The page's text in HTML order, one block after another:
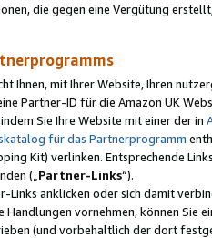
die gegen eine Vergütung
Ihnen, mit Ihrer Website, Ihren
Partner-ID für die Amazon UK
Sie Ihre Website mit einer der in
für das Partnerprogramm
Kit) verlinken. Entsprechende
(„ Partner-Links“).
Links anklicken oder sich damit
Handlungen vornehmen, können Sie
(und vorbehaltlich der dort